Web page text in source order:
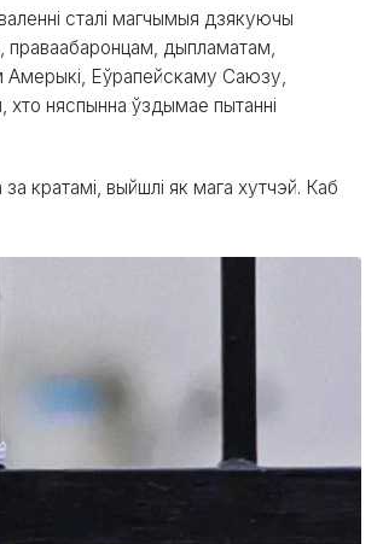
сталі магчымыя дзякуючы
праваабаронцам, дыпламатам,
Амерыкі, Еўрапейскаму Саюзу,
хто няспынна ўздымае пытанні
кратамі, выйшлі як мага хутчэй. Каб